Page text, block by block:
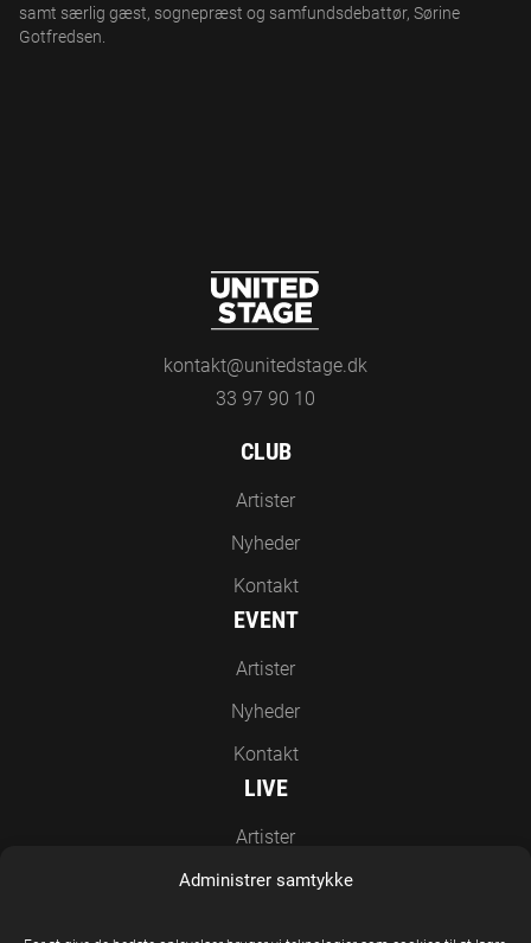
Administrer samtykke
samt særlig gæst, sognepræst og samfundsdebattør, Sørine
Gotfredsen.
kontakt@unitedstage.dk
33 97 90 10
CLUB
Artister
Nyheder
Kontakt
EVENT
Artister
Nyheder
Kontakt
LIVE
Artister
Nyheder